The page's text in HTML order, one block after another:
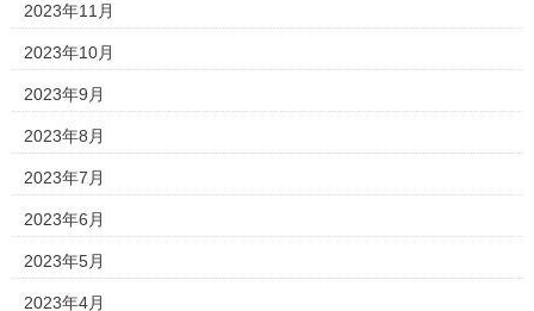
2023年11月
2023年10月
2023年9月
2023年8月
2023年7月
2023年6月
2023年5月
2023年4月